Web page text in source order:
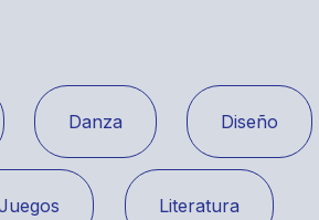
Danza Diseño
Literatura